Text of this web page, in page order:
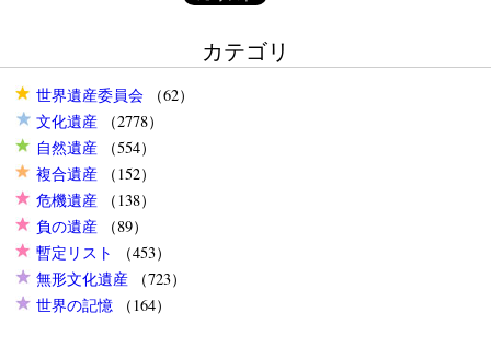
カテゴリ
世界遺産委員会（62）
文化遺産（2778）
自然遺産（554）
複合遺産（152）
危機遺産（138）
負の遺産（89）
暫定リスト
（453）
無形文化遺産（723）
世界の記憶（164）